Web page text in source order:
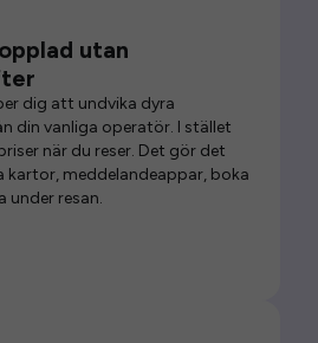
utan
dig att undvika dyra
din vanliga operatör. I stället
när du reser. Det gör det
kartor, meddelandeappar, boka
under resan.